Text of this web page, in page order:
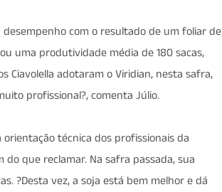
com o resultado de um foliar de
uma produtividade média de 180 sacas,
Ciavolella adotaram o Viridian, nesta safra,
profissional?, comenta Júlio.
técnica dos profissionais da
que reclamar. Na safra passada, sua
?Desta vez, a soja está bem melhor e dá